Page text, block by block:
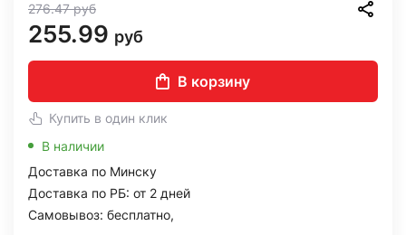
276.47руб
255.99 руб
В корзину
Купить в один клик
В наличии
Доставка по Минску
Доставка по РБ: от 2 дней
Самовывоз: бесплатно,